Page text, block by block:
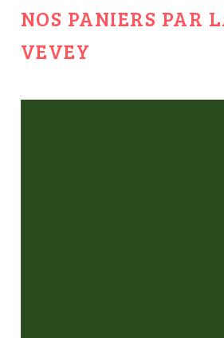
NOS PANIERS PAR
VEVEY